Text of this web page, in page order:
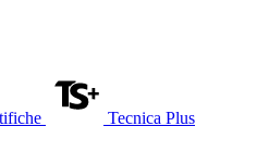
Tecnica Plus